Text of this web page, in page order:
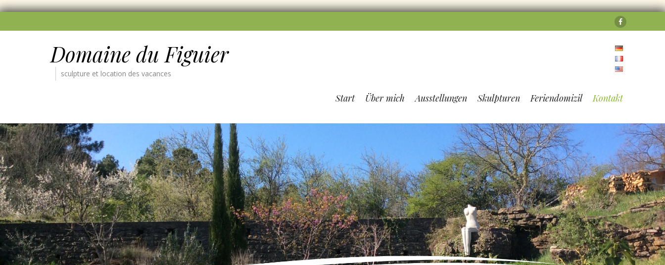
Facebook
Domaine du Figuier
sculpture et location des vacances
Start Über mich Ausstellungen Skulpturen Feriendomizil Kontakt